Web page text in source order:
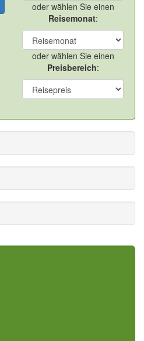
oder wählen Sie einen
Reisemonat:
oder wählen Sie einen
Preisbereich: